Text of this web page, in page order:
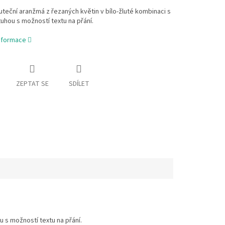
aranžmá z řezaných květin v bílo-žluté kombinaci s
s možností textu na přání.
ZEPTAT SE SDÍLET
s možností textu na přání.